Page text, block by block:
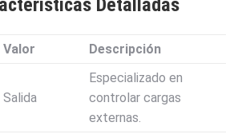
Detalladas
Valor Descripción
Salida
Especializado en
controlar cargas
externas.